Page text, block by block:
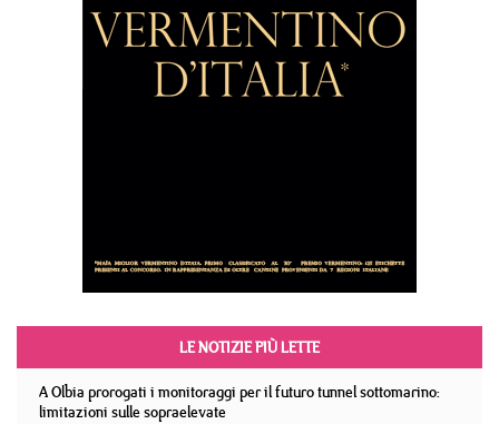
LE NOTIZIE PIÙ LETTE
A Olbia prorogati i monitoraggi per il futuro tunnel sottomarino:
limitazioni sulle sopraelevate